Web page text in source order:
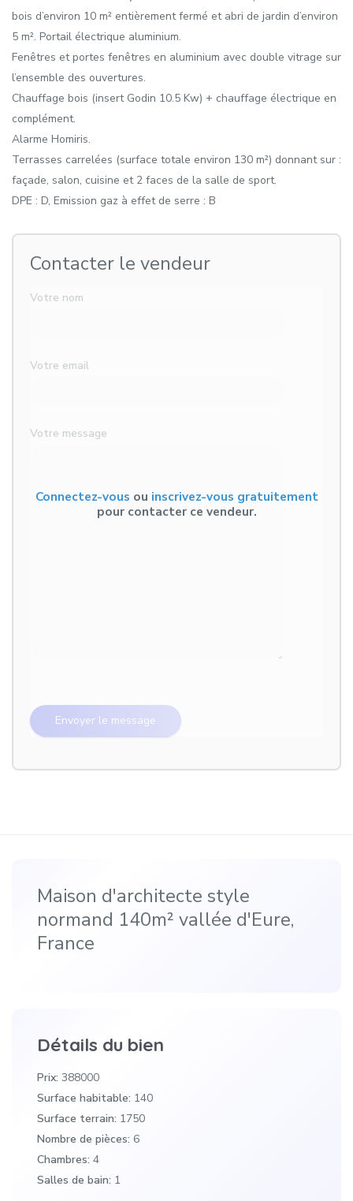
bois d’environ 10 m² entièrement fermé et abri de jardin d’environ
5 m². Portail électrique aluminium.
Fenêtres et portes fenêtres en aluminium avec double vitrage sur
l’ensemble des ouvertures.
Chauffage bois (insert Godin 10.5 Kw) + chauffage électrique en
complément.
Alarme Homiris.
Terrasses carrelées (surface totale environ 130 m²) donnant sur :
façade, salon, cuisine et 2 faces de la salle de sport.
DPE : D, Emission gaz à effet de serre : B
Contacter le vendeur
Votre nom
Votre email
Votre message
Connectez-vous ou inscrivez-vous gratuitement
pour contacter ce vendeur.
Maison d'architecte style
normand 140m² vallée d'Eure,
France
Détails du bien
Prix: 388000
Surface habitable: 140
Surface terrain: 1750
Nombre de pièces: 6
Chambres: 4
Salles de bain: 1